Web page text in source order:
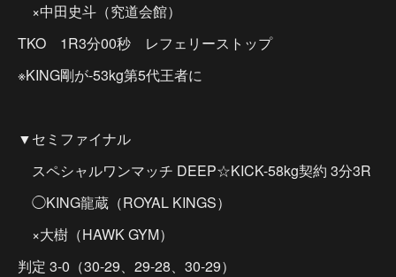
×中田史斗（究道会館）
TKO 1R3分00秒 レフェリーストップ
※KING剛が-53kg第5代王者に
▼セミファイナル
スペシャルワンマッチ DEEP☆KICK-58kg契約 3分3R
◯KING龍蔵（ROYAL KINGS）
×大樹（HAWK GYM）
判定 3-0（30-29、29-28、30-29）